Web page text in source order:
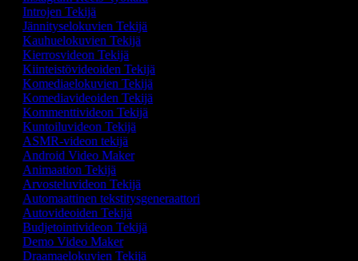
Introjen Tekijä
Jännityselokuvien Tekijä
Kauhuelokuvien Tekijä
Kierrosvideon Tekijä
Kiinteistövideoiden Tekijä
Komediaelokuvien Tekijä
Komediavideoiden Tekijä
Kommenttivideon Tekijä
Kuntoiluvideon Tekijä
ASMR-videon tekijä
Android Video Maker
Animaation Tekijä
Arvosteluvideon Tekijä
Automaattinen tekstitysgeneraattori
Autovideoiden Tekijä
Budjetointivideon Tekijä
Demo Video Maker
Draamaelokuvien Tekijä